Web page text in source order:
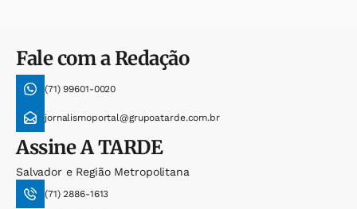
Fale com a Redação
(71) 99601-0020
jornalismoportal@grupoatarde.com.br
AssineA TARDE
Salvador e Região Metropolitana
(71) 2886-1613